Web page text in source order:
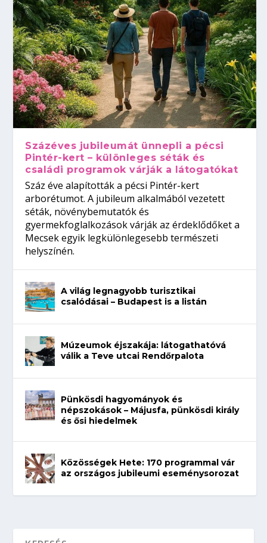
Százéves jubileumát ünnepli a pécsi
Pintér-kert – különleges séták és
családi programok várják a látogatókat
Száz éve alapították a pécsi Pintér-kert
arborétumot. A jubileum alkalmából vezetett
séták, növénybemutatók és
gyermekfoglalkozások várják az érdeklődőket a
Mecsek egyik legkülönlegesebb természeti
helyszínén.
A világ legnagyobb turisztikai
csalódásai – Budapest is a listán
Múzeumok éjszakája: látogathatóvá
válik a Teve utcai Rendőrpalota
Pünkösdi hagyományok és
népszokások – Májusfa, pünkösdi király
és ősi hiedelmek
Közösségek Hete: 170 programmal vár
az országos jubileumi eseménysorozat